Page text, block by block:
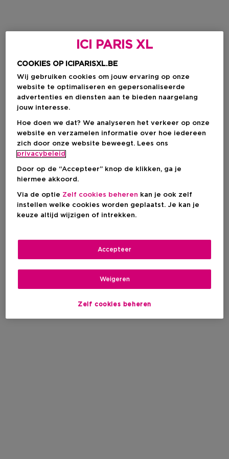
ICI PARIS XL
COOKIES OP ICIPARISXL.BE
Wij gebruiken cookies om jouw ervaring op onze
website te optimaliseren en gepersonaliseerde
advertenties en diensten aan te bieden naargelang
jouw interesse.
Hoe doen we dat? We analyseren het verkeer op onze
website en verzamelen informatie over hoe iedereen
zich door onze website beweegt. Lees ons
privacybeleid
Door op de “Accepteer” knop de klikken, ga je
hiermee akkoord.
Via de optie Zelf cookies beheren kan je ook zelf
instellen welke cookies worden geplaatst. Je kan je
keuze altijd wijzigen of intrekken.
Zelf cookies beheren
Weigeren
Accepteer